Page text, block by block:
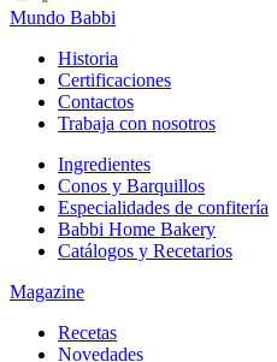
Mundo Babbi
Historia
Certificaciones
Contactos
Trabaja con nosotros
Ingredientes
Conos y Barquillos
Especialidades de confitería
Babbi Home Bakery
Catálogos y Recetarios
Magazine
Recetas
Novedades